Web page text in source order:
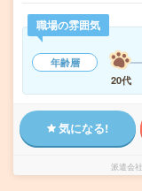
職場の雰囲気
年齢層
20代
気になる!
派遣会社